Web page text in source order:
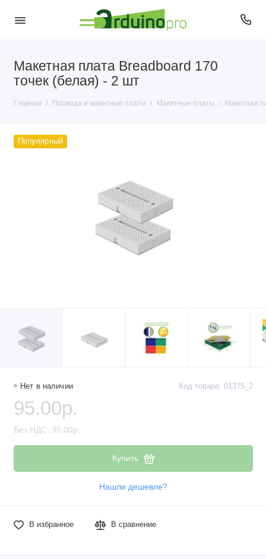
Макетная плата Breadboard 170
точек (белая) - 2 шт
Главная Провода и макетные платы Макетные платы Макетная
Аудио
Макетные платы
Провода и перемычки
Популярный
Нет в наличии Код товара: 01375_2
95.00р.
Без НДС: 95.00р.
Купить
Нашли дешевле?
В избранное В сравнение